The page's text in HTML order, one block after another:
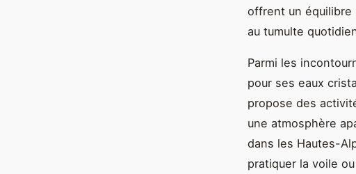
offrent un
au tumulte
Parmi les
pour ses eaux
propose des
une atmosphère
dans les Hautes-
pratiquer la voile